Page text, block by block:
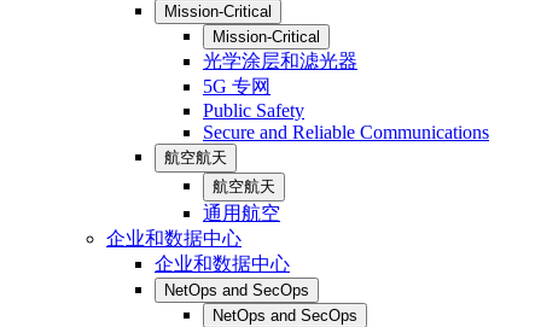
Mission-Critical
Mission-Critical
光学涂层和滤光器
5G 专网
Public Safety
Secure and Reliable Communications
航空航天
航空航天
通用航空
企业和数据中心
企业和数据中心
NetOps and SecOps
NetOps and SecOps